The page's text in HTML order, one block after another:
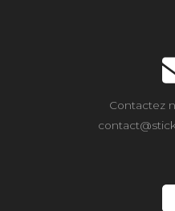
Contactez